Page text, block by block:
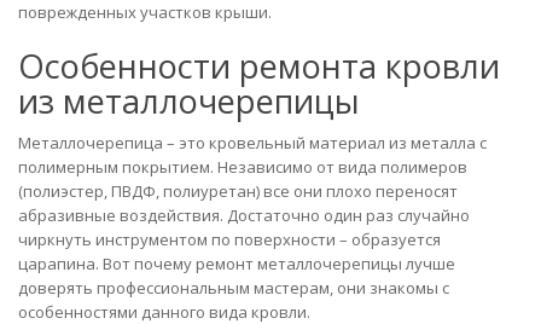
поврежденных участков крыши.
Особенности ремонта кровли
из металлочерепицы
Металлочерепица – это кровельный материал из металла с
полимерным покрытием. Независимо от вида полимеров
(полиэстер, ПВДФ, полиуретан) все они плохо переносят
абразивные воздействия. Достаточно один раз случайно
чиркнуть инструментом по поверхности – образуется
царапина. Вот почему ремонт металлочерепицы лучше
доверять профессиональным мастерам, они знакомы с
особенностями данного вида кровли.